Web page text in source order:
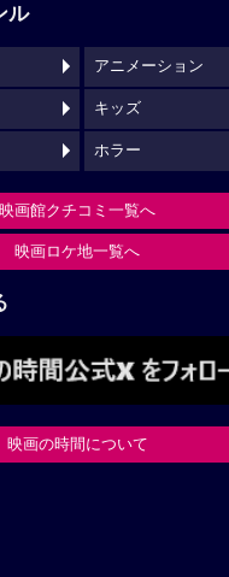
ル
アニメーション
キッズ
ホラー
映画館クチコミ一覧へ
映画ロケ地一覧へ
映画の時間について